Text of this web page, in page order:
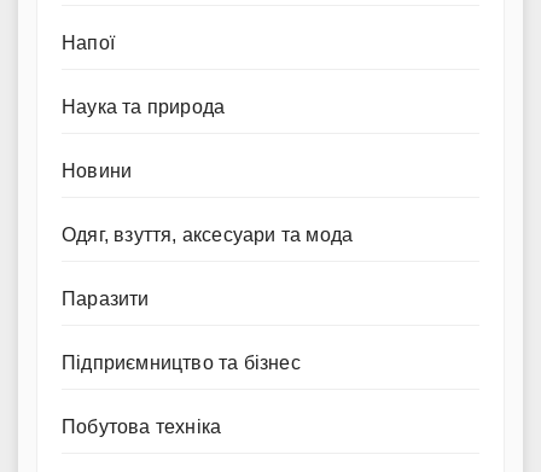
Напої
Наука та природа
Новини
Одяг, взуття, аксесуари та мода
Паразити
Підприємництво та бізнес
Побутова техніка